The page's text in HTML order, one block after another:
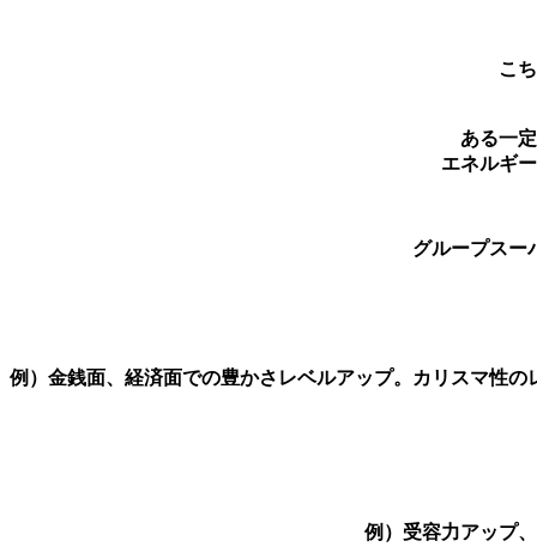
こ
ある一
エネルギ
グループスー
例）金銭面、経済面での豊かさレベルアップ。カリスマ性
例）受容力アップ